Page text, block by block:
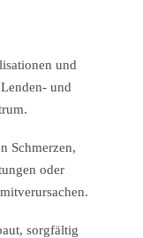
und
und
Schmerzen,
oder
sorgfältig